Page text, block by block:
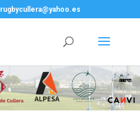
rugbycullera@yahoo.es